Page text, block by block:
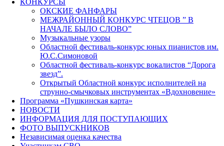
ОКСКИЕ ФАНФАРЫ
МЕЖРАЙОННЫЙ КОНКУРС ЧТЕЦОВ ” В
НАЧАЛЕ БЫЛО СЛОВО”
Музыкальные узоры
Областной фестиваль-конкурс юных пианистов им.
Ю.С.Симоновой
Областной фестиваль-конкурс вокалистов “Дорога
звезд”.
Открытый Областной конкурс исполнителей на
струнно-смычковых инструментах «Вдохновение»
Программа «Пушкинская карта»
НОВОСТИ
ИНФОРМАЦИЯ ДЛЯ ПОСТУПАЮЩИХ
ФОТО ВЫПУСКНИКОВ
Независимая оценка качества